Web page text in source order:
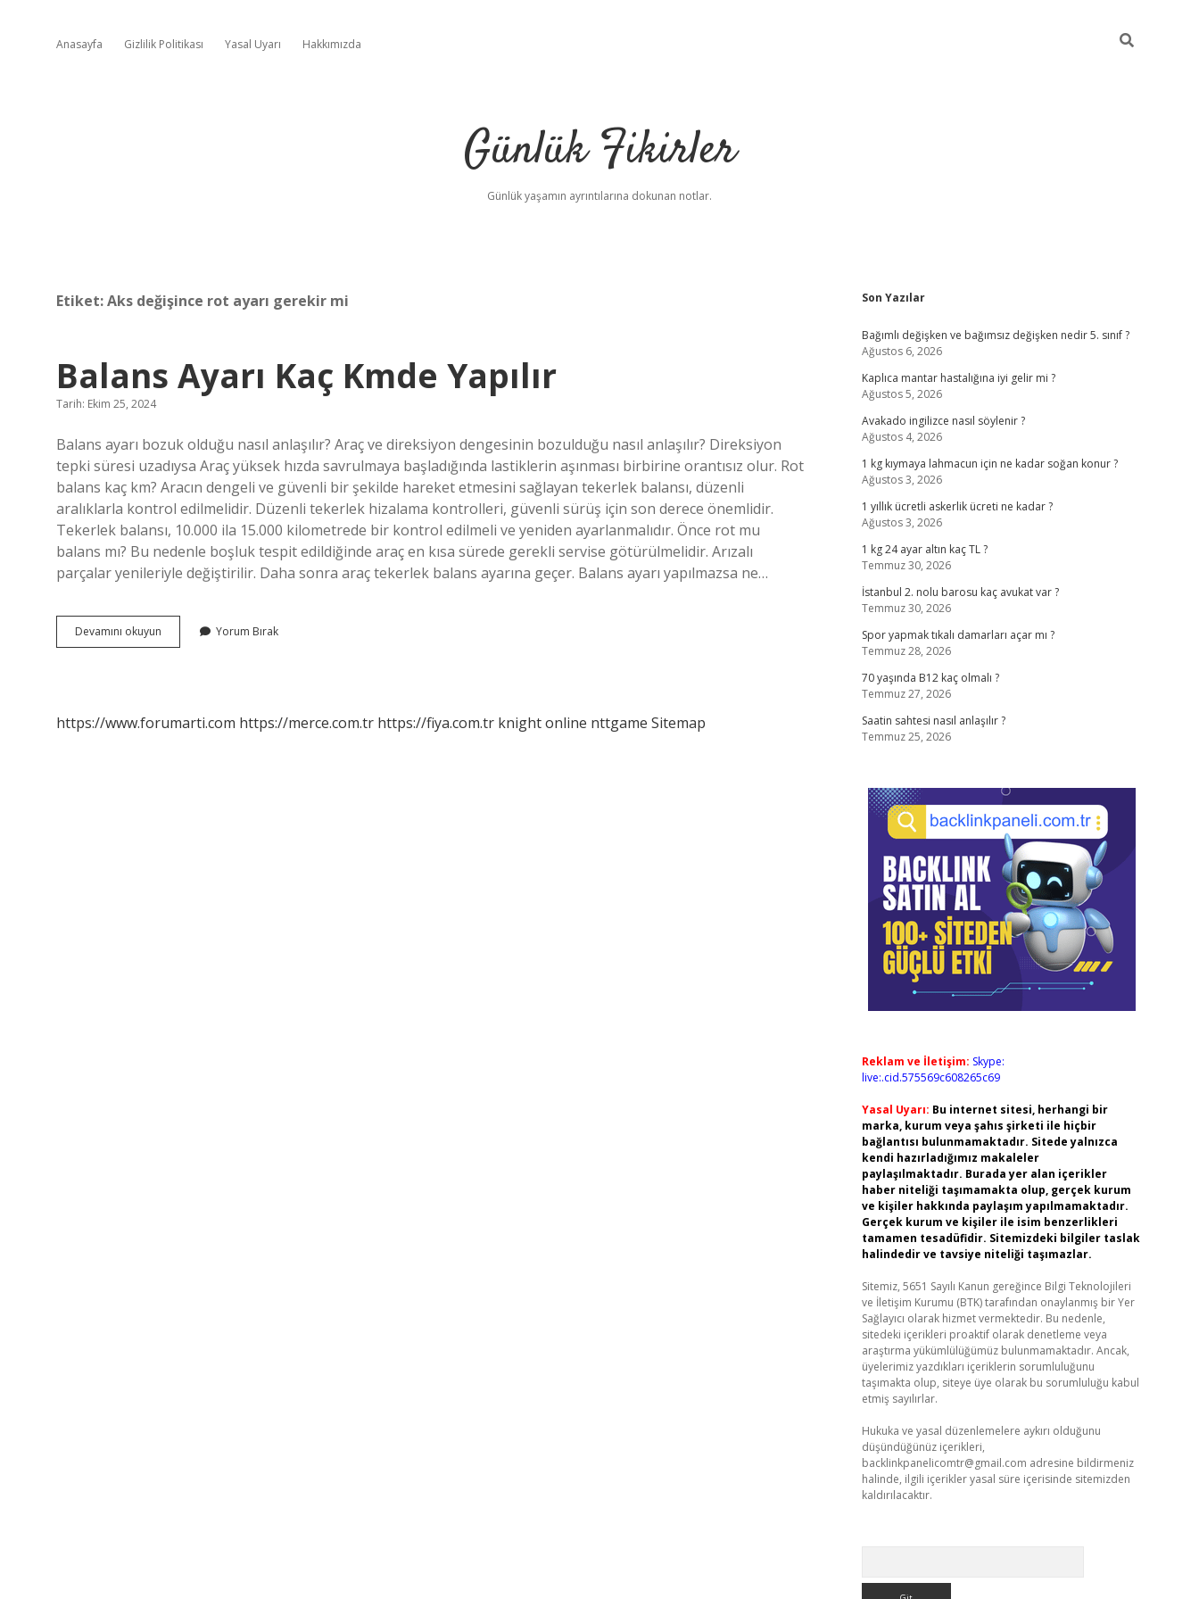
Anasayfa Gizlilik Politikası Yasal Uyarı Hakkımızda
Günlük Fikirler
Günlük yaşamın ayrıntılarına dokunan notlar.
Etiket:Aks değişince rot ayarı gerekir mi
Balans Ayarı Kaç Kmde Yapılır
Tarih: Ekim 25, 2024
Balans ayarı bozuk olduğu nasıl anlaşılır? Araç ve direksiyon dengesinin bozulduğu nasıl anlaşılır? Direksiyon
tepki süresi uzadıysa Araç yüksek hızda savrulmaya başladığında lastiklerin aşınması birbirine orantısız olur. Rot
balans kaç km? Aracın dengeli ve güvenli bir şekilde hareket etmesini sağlayan tekerlek balansı, düzenli
aralıklarla kontrol edilmelidir. Düzenli tekerlek hizalama kontrolleri, güvenli sürüş için son derece önemlidir.
Tekerlek balansı, 10.000 ila 15.000 kilometrede bir kontrol edilmeli ve yeniden ayarlanmalıdır. Önce rot mu
balans mı? Bu nedenle boşluk tespit edildiğinde araç en kısa sürede gerekli servise götürülmelidir. Arızalı
parçalar yenileriyle değiştirilir. Daha sonra araç tekerlek balans ayarına geçer. Balans ayarı yapılmazsa ne…
Devamını okuyun
Ayarı
Yorum Bırak
https://www.forumarti.com https://merce.com.tr https://fiya.com.tr knight online nttgame Sitemap
Sidebar
Son Yazılar
Bağımlı değişken ve bağımsız değişken nedir 5. sınıf ?
Ağustos 6, 2026
Kaplıca mantar hastalığına iyi gelir mi ?
Ağustos 5, 2026
Avakado ingilizce nasıl söylenir ?
Ağustos 4, 2026
1 kg kıymaya lahmacun için ne kadar soğan konur ?
Ağustos 3, 2026
1 yıllık ücretli askerlik ücreti ne kadar ?
Ağustos 3, 2026
1 kg 24 ayar altın kaç TL ?
Temmuz 30, 2026
İstanbul 2. nolu barosu kaç avukat var ?
Temmuz 30, 2026
Spor yapmak tıkalı damarları açar mı ?
Temmuz 28, 2026
70 yaşında B12 kaç olmalı ?
Temmuz 27, 2026
Saatin sahtesi nasıl anlaşılır ?
Temmuz 25, 2026
Reklam ve İletişim: Skype:
live:.cid.575569c608265c69
Yasal Uyarı: Bu internet sitesi, herhangi bir
marka, kurum veya şahıs şirketi ile hiçbir
bağlantısı bulunmamaktadır. Sitede yalnızca
kendi hazırladığımız makaleler
paylaşılmaktadır. Burada yer alan içerikler
haber niteliği taşımamakta olup, gerçek kurum
ve kişiler hakkında paylaşım yapılmamaktadır.
Gerçek kurum ve kişiler ile isim benzerlikleri
tamamen tesadüfidir. Sitemizdeki bilgiler taslak
halindedir ve tavsiye niteliği taşımazlar.
Sitemiz, 5651 Sayılı Kanun gereğince Bilgi Teknolojileri
ve İletişim Kurumu (BTK) tarafından onaylanmış bir Yer
Sağlayıcı olarak hizmet vermektedir. Bu nedenle,
sitedeki içerikleri proaktif olarak denetleme veya
araştırma yükümlülüğümüz bulunmamaktadır. Ancak,
üyelerimiz yazdıkları içeriklerin sorumluluğunu
taşımakta olup, siteye üye olarak bu sorumluluğu kabul
etmiş sayılırlar.
Hukuka ve yasal düzenlemelere aykırı olduğunu
düşündüğünüz içerikleri,
backlinkpanelicomtr@gmail.com adresine bildirmeniz
halinde, ilgili içerikler yasal süre içerisinde sitemizden
kaldırılacaktır.